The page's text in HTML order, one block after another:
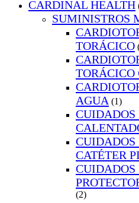
CARDINAL HEALTH
SUMINISTROS
TORÁCICO
TORÁCICO
AGUA (1)
CUIDADOS
CUIDADOS
CATÉTER
CUIDADOS
(2)